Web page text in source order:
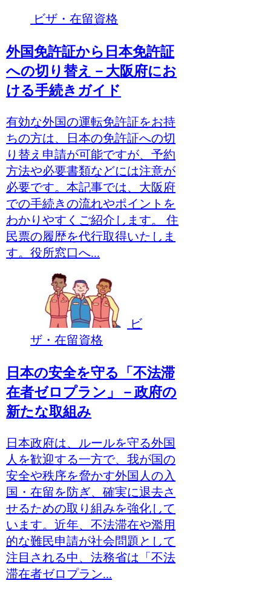
ビザ・在留資格
外国免許証から日本免許証
への切り替え－大阪府にお
ける手続きガイド
有効な外国の運転免許証をお持
ちの方は、日本の免許証への切
り替え申請が可能ですが、予約
方法や必要書類などには注意が
必要です。本記事では、大阪府
での手続きの流れやポイントを
わかりやすくご紹介します。 住
民票の履歴を代行取得いたしま
す。役所窓口へ...
ビ
ザ・在留資格
日本の安全を守る「不法滞
在者ゼロプラン」－政府の
新たな取組み
日本政府は、ルールを守る外国
人を歓迎する一方で、我が国の
安全や秩序を脅かす外国人の入
国・在留を防ぎ、確実に退去さ
せるための取り組みを強化して
います。近年、不法滞在や濫用
的な難民申請が社会問題として
注目される中、法務省は「不法
滞在者ゼロプラン...